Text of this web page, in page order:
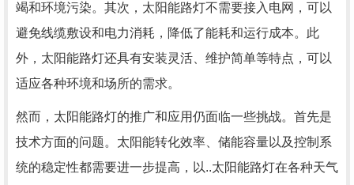
竭和环境污染。其次，太阳能路灯不需要接入电网，可以
避免线缆敷设和电力消耗，降低了能耗和运行成本。此
外，太阳能路灯还具有安装灵活、维护简单等特点，可以
适应各种环境和场所的需求。
然而，太阳能路灯的推广和应用仍面临一些挑战。首先是
技术方面的问题。太阳能转化效率、储能容量以及控制系
统的稳定性都需要进一步提高，以..太阳能路灯在各种天气